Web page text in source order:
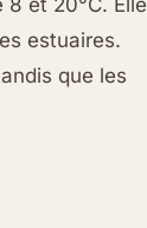
et 20°C. Elle
estuaires.
que les